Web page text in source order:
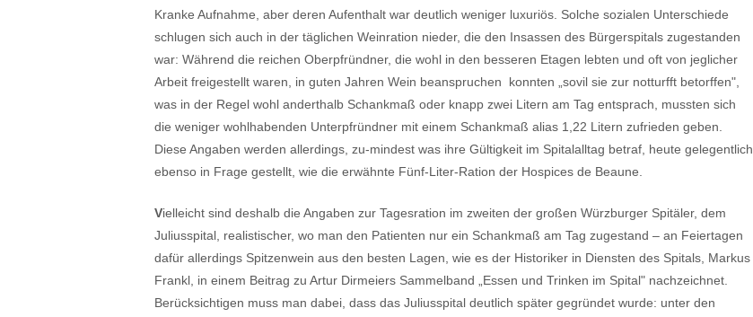
Kranke Aufnahme, aber deren Aufenthalt war deutlich weniger luxuriös. Solche sozialen Unterschiede
schlugen sich auch in der täglichen Weinration nieder, die den Insassen des Bürgerspitals zugestanden
war: Während die reichen Oberpfründner, die wohl in den besseren Etagen lebten und oft von jeglicher
Arbeit freigestellt waren, in guten Jahren Wein beanspruchen konnten „sovil sie zur notturfft betorffen",
was in der Regel wohl anderthalb Schankmaß oder knapp zwei Litern am Tag entsprach, mussten sich
die weniger wohlhabenden Unterpfründner mit einem Schankmaß alias 1,22 Litern zufrieden geben.
Diese Angaben werden allerdings, zu-mindest was ihre Gültigkeit im Spitalalltag betraf, heute gelegentlich
ebenso in Frage gestellt, wie die erwähnte Fünf-Liter-Ration der Hospices de Beaune.
Vielleicht sind deshalb die Angaben zur Tagesration im zweiten der großen Würzburger Spitäler, dem
Juliusspital, realistischer, wo man den Patienten nur ein Schankmaß am Tag zugestand – an Feiertagen
dafür allerdings Spitzenwein aus den besten Lagen, wie es der Historiker in Diensten des Spitals, Markus
Frankl, in einem Beitrag zu Artur Dirmeiers Sammelband „Essen und Trinken im Spital" nachzeichnet.
Berücksichtigen muss man dabei, dass das Juliusspital deutlich später gegründet wurde: unter den